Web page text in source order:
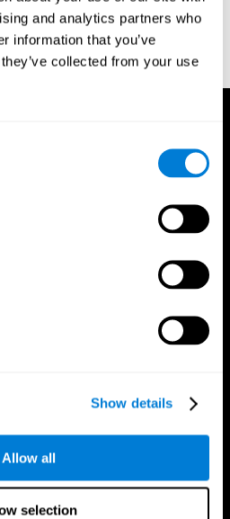
and analytics partners who
information that you’ve
collected from your use
Show details
Allow all
selection
Maze Test and intelligence.
CogniFit